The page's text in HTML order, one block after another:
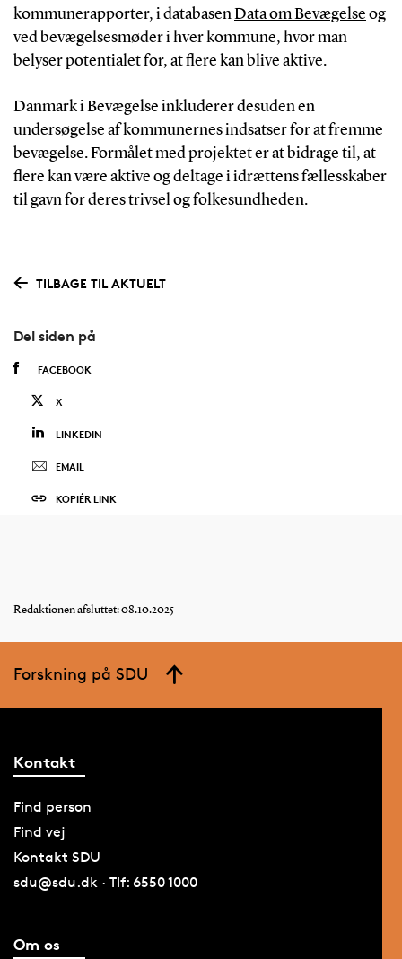
kommunerapporter, i databasen Data om Bevægelse og
ved bevægelsesmøder i hver kommune, hvor man
belyser potentialet for, at flere kan blive aktive.
Danmark i Bevægelse inkluderer desuden en
undersøgelse af kommunernes indsatser for at fremme
bevægelse. Formålet med projektet er at bidrage til, at
flere kan være aktive og deltage i idrættens fællesskaber
til gavn for deres trivsel og folkesundheden.
TILBAGE TIL AKTUELT
Del siden på
FACEBOOK
X
LINKEDIN
EMAIL
KOPIÉR LINK
Redaktionen afsluttet: 08.10.2025
Forskning på SDU
Kontakt
Find person
Find vej
Kontakt SDU
sdu@sdu.dk · Tlf: 6550 1000
Om os